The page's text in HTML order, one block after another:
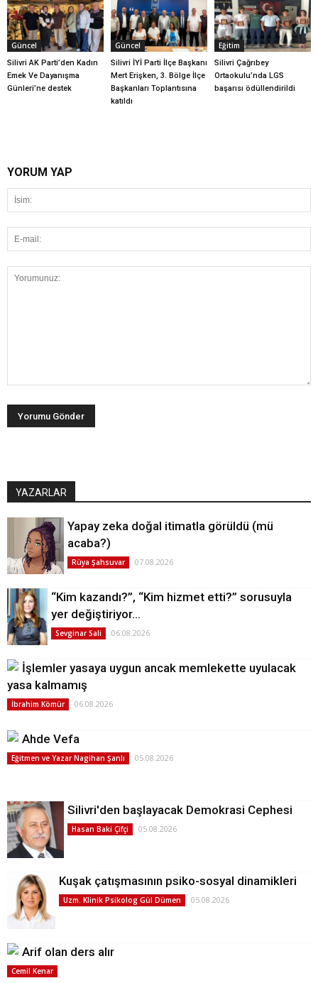
Güncel
Silivri AK Parti’den Kadın
Emek Ve Dayanışma
Günleri’ne destek
Güncel
Silivri İYİ Parti İlçe Başkanı
Mert Erişken, 3. Bölge İlçe
Başkanları Toplantısına
katıldı
Eğitim
Silivri Çağrıbey
Ortaokulu’nda LGS
başarısı ödüllendirildi
YORUM YAP
YAZARLAR
Yapay zeka doğal itimatla görüldü (mü
acaba?)
Rüya Şahsuvar 07.08.2026
“Kim kazandı?”, “Kim hizmet etti?” sorusuyla
yer değiştiriyor…
Sevginar Sali 06.08.2026
İşlemler yasaya uygun ancak memlekette uyulacak
yasa kalmamış
İbrahim Kömür 06.08.2026
Ahde Vefa
Eğitmen ve Yazar Nagihan Şanlı 05.08.2026
Silivri'den başlayacak Demokrasi Cephesi
Hasan Baki Çifçi 05.08.2026
Kuşak çatışmasının psiko-sosyal dinamikleri
Uzm. Klinik Psikolog Gül Dümen 05.08.2026
Arif olan ders alır
Cemil Kenar